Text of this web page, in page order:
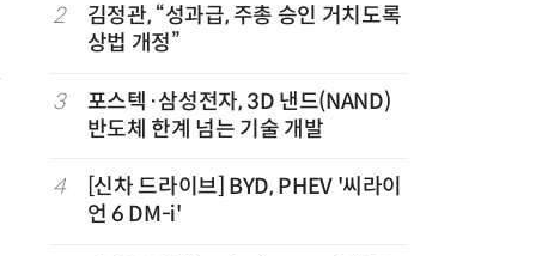
2
김정관, “성과급, 주총 승인 거치도록
상법 개정”
3
포스텍·삼성전자, 3D 낸드(NAND)
반도체 한계 넘는 기술 개발
4
[신차 드라이브] BYD, PHEV '씨라이
언 6 DM-i'